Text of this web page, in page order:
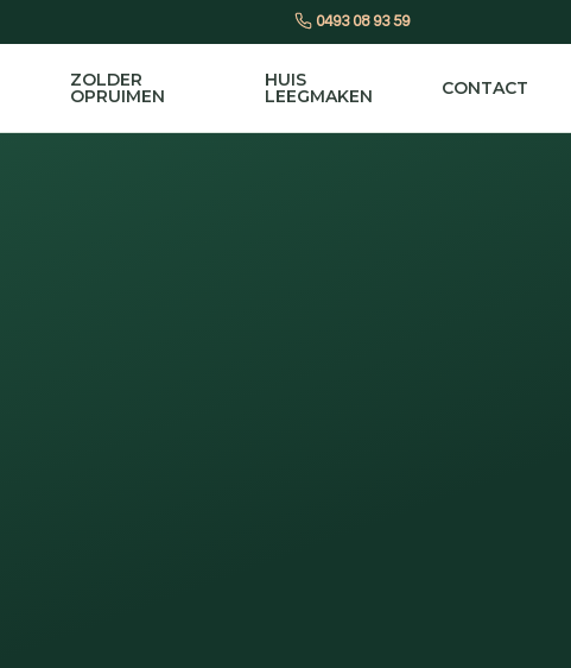
0493 08 93 59
ZOLDER
OPRUIMEN
HUIS
LEEGMAKEN CONTACT